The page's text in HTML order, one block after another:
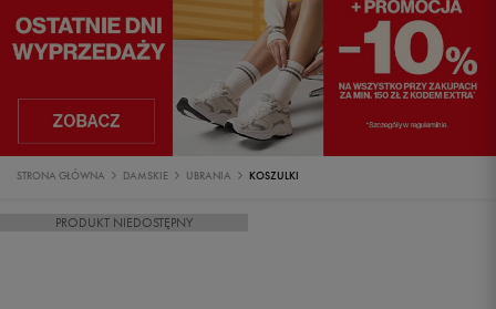
STRONA GŁÓWNA DAMSKIE UBRANIA KOSZULKI
PRODUKT NIEDOSTĘPNY